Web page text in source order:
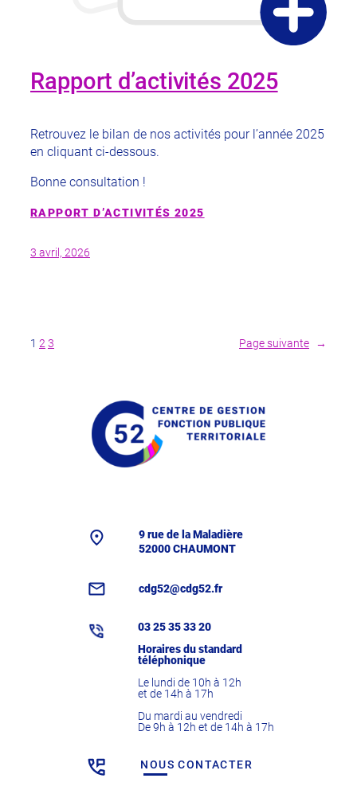
Rapport d’activités 2025
Retrouvez le bilan de nos activités pour l’année 2025
en cliquant ci-dessous.
Bonne consultation !
RAPPORT D’ACTIVITÉS 2025
3 avril, 2026
1 23 Page suivante →
9 rue de la Maladière
52000 CHAUMONT
cdg52@cdg52.fr
03 25 35 33 20
Horaires du standard
téléphonique
Le lundi de 10h à 12h
et de 14h à 17h
Du mardi au vendredi
De 9h à 12h et de 14h à 17h
NOUS CONTACTER